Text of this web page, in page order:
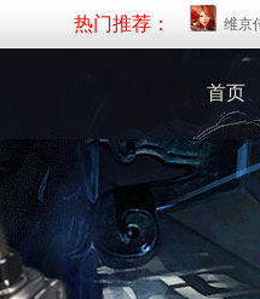
热门推荐： 维京
首页